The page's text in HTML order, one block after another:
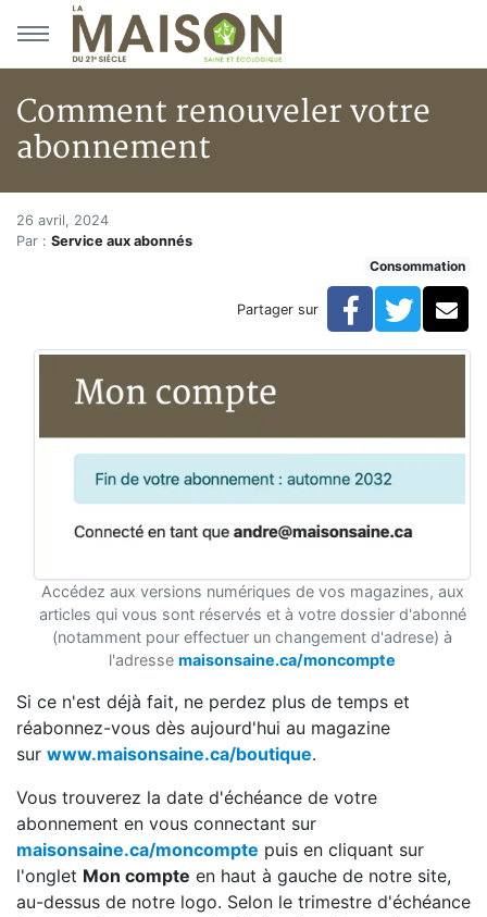
Aller au menu principal
Aller au contenu principal
Comment renouveler votre
abonnement
Accueil
Articles
Comment renouveler votre abonnement
Comment renouveler votre
26 avril, 2024
Par : Service aux abonnés
Consommation
Partager sur Facebook
Accédez aux versions numériques de vos magazines, aux
articles qui vous sont réservés et à votre dossier d'abonné
(notamment pour effectuer un changement d'adrese) à
l'adresse maisonsaine.ca/moncompte
Si ce n'est déjà fait, ne perdez plus de temps et
réabonnez-vous dès aujourd'hui au magazine
sur www.maisonsaine.ca/boutique.
Vous trouverez la date d'échéance de votre
abonnement en vous connectant sur
maisonsaine.ca/moncompte puis en cliquant sur
l'onglet Mon compte en haut à gauche de notre site,
au-dessus de notre logo. Selon le trimestre d'échéance